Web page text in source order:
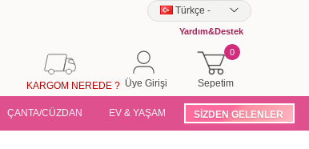
Türkçe -
Yardım&Destek
Sepetim
0
Üye Girişi
KARGOM NEREDE ?
ÇANTA/CÜZDAN EV & YAŞAM SİZDEN GELENLER